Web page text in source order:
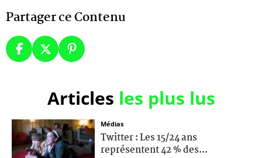
Partager ce Contenu
Articles les plus lus
Médias
Twitter : Les 15/24 ans
représentent 42 % des...